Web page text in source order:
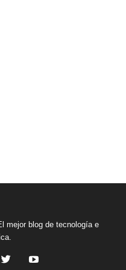
mejor blog de tecnología e